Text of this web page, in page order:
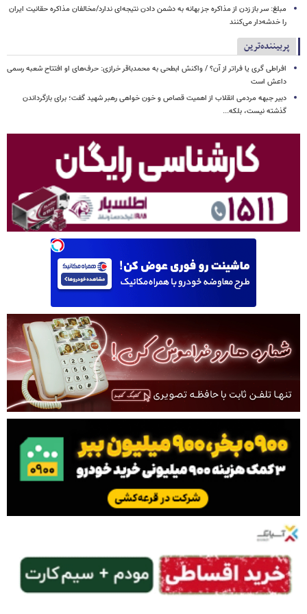
مبلغ: سر باز زدن از مذاکره‌ جز بهانه به دشمن دادن نتیجه‌ای ندارد/مخالفان مذاکره حقانیت ایران
را خدشه‌دار می‌کنند
پربیننده‌ترین
افراطی گری یا فراتر از آن؟ / واکنش ابطحی به محمدباقر خرازی: حرف‌های او افتتاح شعبه رسمی
داعش است
دبیر جبهه مردمی انقلاب از اهمیت قصاص و خون خواهی رهبر شهید گفت؛ برای بازگرداندن
گذشته نیست، بلکه...